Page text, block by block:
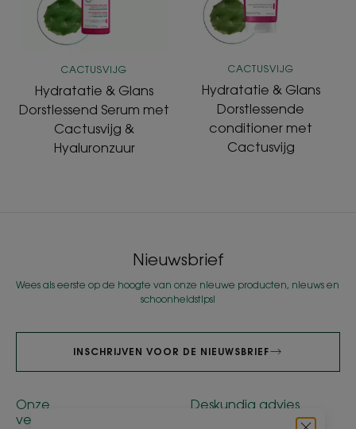
met
Cactusvijg
CACTUSVIJG
Hydratatie & Glans
Dorstlessend Serum met
Cactusvijg &
Hyaluronzuur
met
Cactusvijg
CACTUSVIJG
Hydratatie & Glans
Dorstlessende
conditioner met
Cactusvijg
Nieuwsbrief
Wees als eerste op de hoogte van onze nieuwe producten, nieuws en
schoonheidstips!
INSCHRIJVEN VOOR DE NIEUWSBRIEF
Onze
verzorgingsproducten
Deskundig advies